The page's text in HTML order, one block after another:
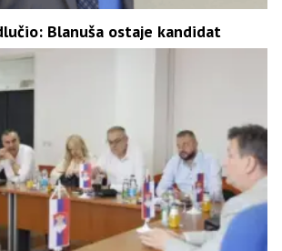
Blanuša ostaje kandidat